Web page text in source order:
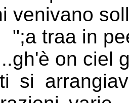
venivano
";a traa in
on ciel
si